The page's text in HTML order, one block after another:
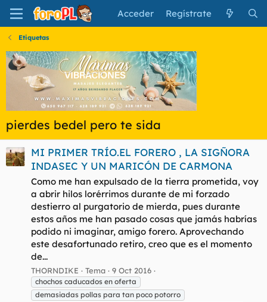
Acceder Regístrate
Etiquetas
pierdes bedel pero te sida
MI PRIMER TRÍO.EL FORERO , LA SIGÑORA
INDASEC Y UN MARICÓN DE CARMONA
Como me han expulsado de la tierra prometida, voy
a abrir hilos lorérrimos durante de mi forzado
destierro al purgatorio de mierda, pues durante
estos años me han pasado cosas que jamás habrías
podido ni imaginar, amigo forero. Aprovechando
este desafortunado retiro, creo que es el momento
de...
THORNDIKE Tema 9 Oct 2016
chochos caducados en oferta
demasiadas pollas para tan poco potorro